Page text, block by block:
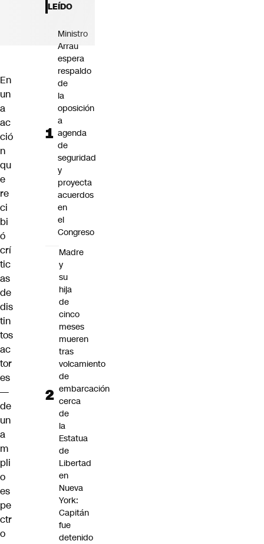
En
un
a
ac
ció
n
qu
e
re
ci
bi
ó
crí
tic
as
de
dis
tin
tos
ac
tor
es
—
de
un
a
m
pli
o
es
pe
ctr
o
LEÍDO
Ministro
Arrau
espera
respaldo
de
la
oposición
a
agenda
de
seguridad
y
proyecta
acuerdos
en
el
Congreso
Madre
y
su
hija
de
cinco
meses
mueren
tras
volcamiento
de
embarcación
cerca
de
la
Estatua
de
Libertad
en
Nueva
York:
Capitán
fue
detenido